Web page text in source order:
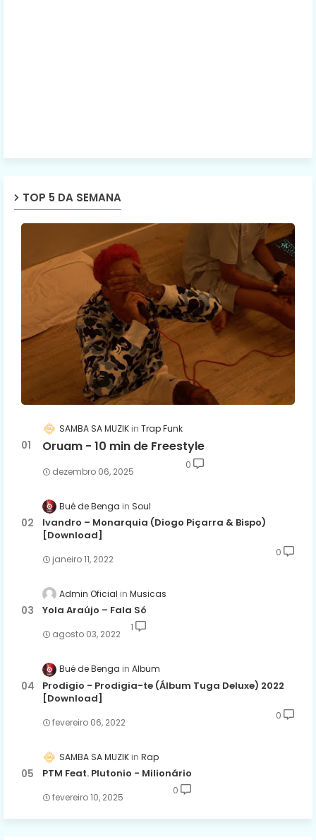
TOP 5 DA SEMANA
SAMBA SA MUZIK Trap Funk
Oruam - 10 min de Freestyle
dezembro 06, 2025
0
Bué de Benga Soul
Ivandro – Monarquia (Diogo Piçarra & Bispo)
[Download]
janeiro 11, 2022
0
Admin Oficial Musicas
Yola Araújo – Fala Só
agosto 03, 2022
1
Bué de Benga Album
Prodigio - Prodigia-te (Álbum Tuga Deluxe) 2022
[Download]
fevereiro 06, 2022
0
SAMBA SA MUZIK Rap
PTM Feat. Plutonio - Milionário
fevereiro 10, 2025
0